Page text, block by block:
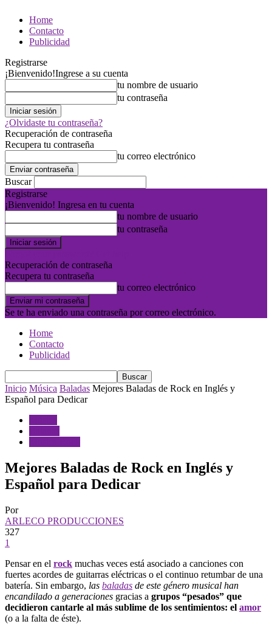
Home
Contacto
Publicidad
Registrarse
¡Bienvenido!Ingrese a su cuenta
tu nombre de usuario
tu contraseña
¿Olvidaste tu contraseña?
Recuperación de contraseña
Recupera tu contraseña
tu correo electrónico
Buscar
Registrarse
¡Bienvenido! Ingresa en tu cuenta
tu nombre de usuario
tu contraseña
Recuperación de contraseña
Recupera tu contraseña
tu correo electrónico
Se te ha enviado una contraseña por correo electrónico.
Home
Contacto
Publicidad
Inicio Música Baladas Mejores Baladas de Rock en Inglés y
Español para Dedicar
Mejores Baladas de Rock en Inglés y
Español para Dedicar
Por
ARLECO PRODUCCIONES
327
1
Pensar en el rock muchas veces está asociado a canciones con
fuertes acordes de guitarras eléctricas o el continuo retumbar de una
batería. Sin embargo, las baladas de este género musical han
encandilado a generaciones gracias a grupos “pesados” que
decidieron cantarle al más sublime de los sentimientos: el amor
(o a la falta de éste).